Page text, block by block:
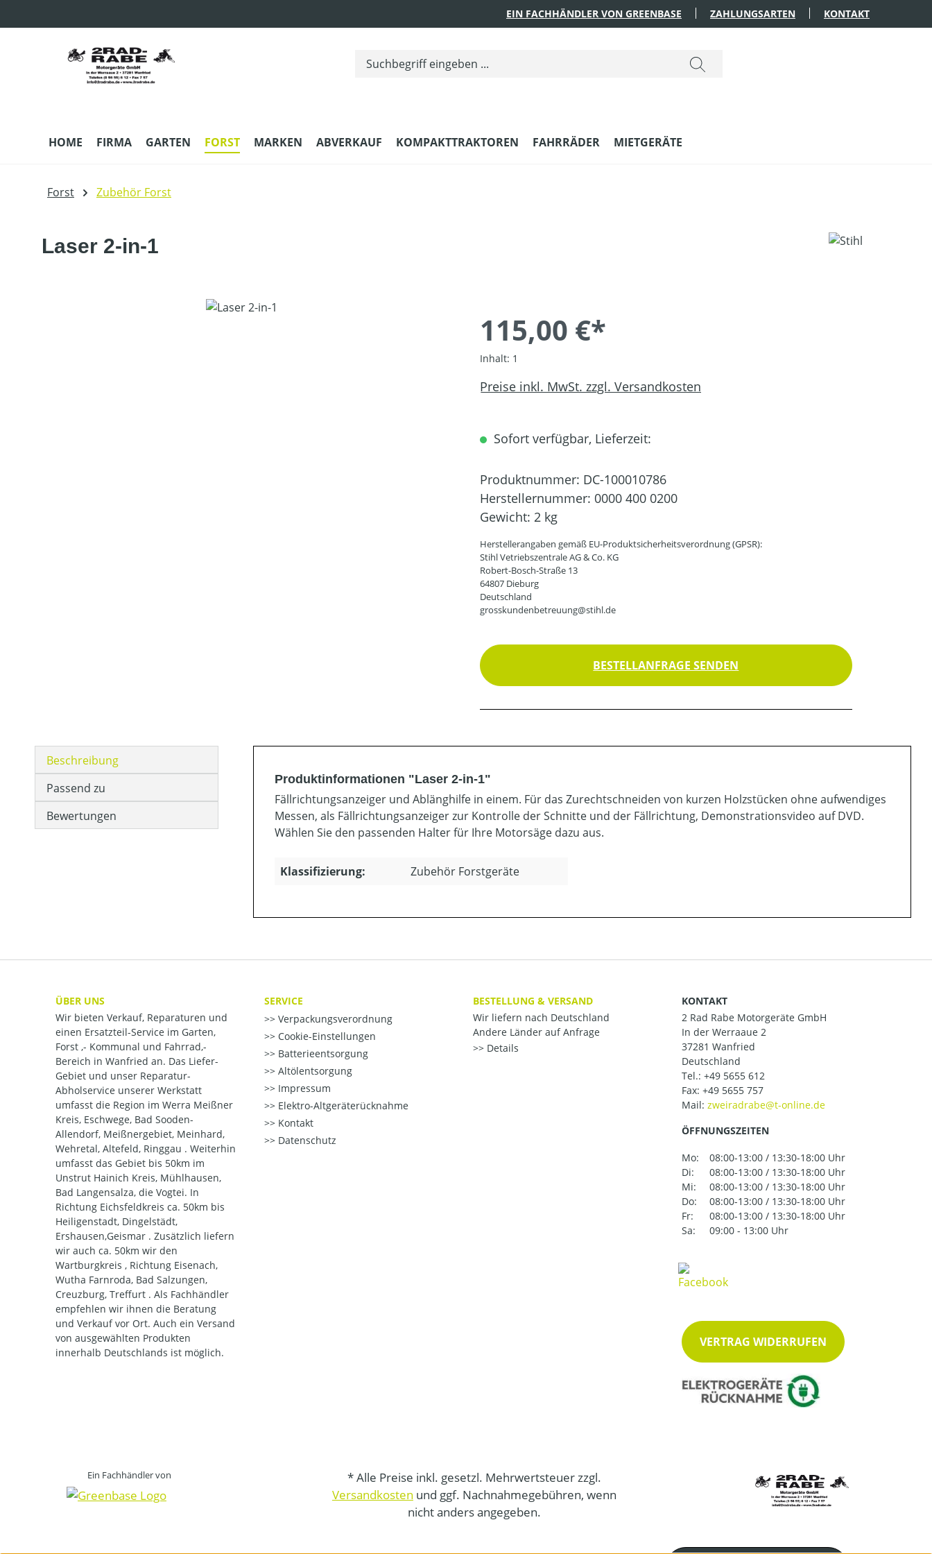
EIN FACHHÄNDLER VON GREENBASE ZAHLUNGSARTEN KONTAKT
HOME FIRMA GARTEN FORST MARKEN ABVERKAUF KOMPAKTTRAKTOREN FAHRRÄDER MIETGERÄTE
Forst Zubehör Forst
Laser 2-in-1
115,00 €*
Inhalt: 1
Preise inkl. MwSt. zzgl. Versandkosten
Sofort verfügbar, Lieferzeit:
Produktnummer: DC-100010786
Herstellernummer: 0000 400 0200
Gewicht: 2 kg
Herstellerangaben gemäß EU-Produktsicherheitsverordnung (GPSR):
Stihl Vetriebszentrale AG & Co. KG
Robert-Bosch-Straße 13
64807 Dieburg
Deutschland
grosskundenbetreuung@stihl.de
BESTELLANFRAGE SENDEN
Beschreibung
Passend zu
Bewertungen
Produktinformationen "Laser 2-in-1"
Fällrichtungsanzeiger und Ablänghilfe in einem. Für das Zurechtschneiden von kurzen Holzstücken ohne aufwendiges
Messen, als Fällrichtungsanzeiger zur Kontrolle der Schnitte und der Fällrichtung, Demonstrationsvideo auf DVD.
Wählen Sie den passenden Halter für Ihre Motorsäge dazu aus.
Klassifizierung: Zubehör Forstgeräte
ÜBER UNS
Wir bieten Verkauf, Reparaturen und
einen Ersatzteil-Service im Garten,
Forst ,- Kommunal und Fahrrad,-
Bereich in Wanfried an. Das Liefer-
Gebiet und unser Reparatur-
Abholservice unserer Werkstatt
umfasst die Region im Werra Meißner
Kreis, Eschwege, Bad Sooden-
Allendorf, Meißnergebiet, Meinhard,
Wehretal, Altefeld, Ringgau . Weiterhin
umfasst das Gebiet bis 50km im
Unstrut Hainich Kreis, Mühlhausen,
Bad Langensalza, die Vogtei. In
Richtung Eichsfeldkreis ca. 50km bis
Heiligenstadt, Dingelstädt,
Ershausen,Geismar . Zusätzlich liefern
wir auch ca. 50km wir den
Wartburgkreis , Richtung Eisenach,
Wutha Farnroda, Bad Salzungen,
Creuzburg, Treffurt . Als Fachhändler
empfehlen wir ihnen die Beratung
und Verkauf vor Ort. Auch ein Versand
von ausgewählten Produkten
innerhalb Deutschlands ist möglich.
SERVICE
Verpackungsverordnung
Cookie-Einstellungen
Batterieentsorgung
Altölentsorgung
Impressum
Elektro-Altgeräterücknahme
Kontakt
Datenschutz
BESTELLUNG & VERSAND
Wir liefern nach Deutschland
Andere Länder auf Anfrage
Details
KONTAKT
2 Rad Rabe Motorgeräte GmbH
In der Werraaue 2
37281 Wanfried
Deutschland
Tel.: +49 5655 612
Fax: +49 5655 757
Mail:
ÖFFNUNGSZEITEN
Mo:
08:00-13:00 / 13:30-18:00 Uhr
Di:
08:00-13:00 / 13:30-18:00 Uhr
Mi:
08:00-13:00 / 13:30-18:00 Uhr
Do:
08:00-13:00 / 13:30-18:00 Uhr
Fr:
08:00-13:00 / 13:30-18:00 Uhr
Sa:
09:00 - 13:00 Uhr
VERTRAG WIDERRUFEN
Ein Fachhändler von
* Alle Preise inkl. gesetzl. Mehrwertsteuer zzgl.
Versandkosten und ggf. Nachnahmegebühren, wenn
nicht anders angegeben.